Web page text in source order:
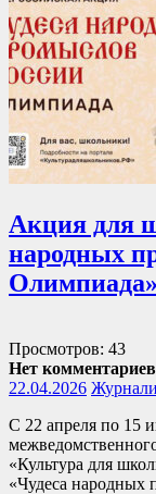
Акция для
народных
Олимпиада»
Просмотров: 43
Нет комментариев
22.04.2026
С 22 апреля по 15
«Культура для
«Чудеса народных